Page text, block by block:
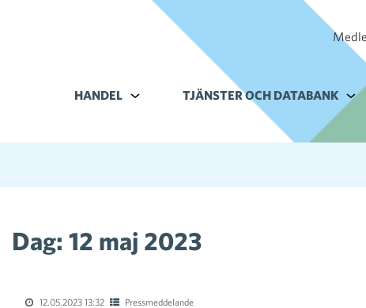
HANDEL Alavalikko kohteelle Handel
TJÄNSTER OCH DATABANK
Dag: 12 maj 2023
12.05.2023 13:32 Pressmeddelande